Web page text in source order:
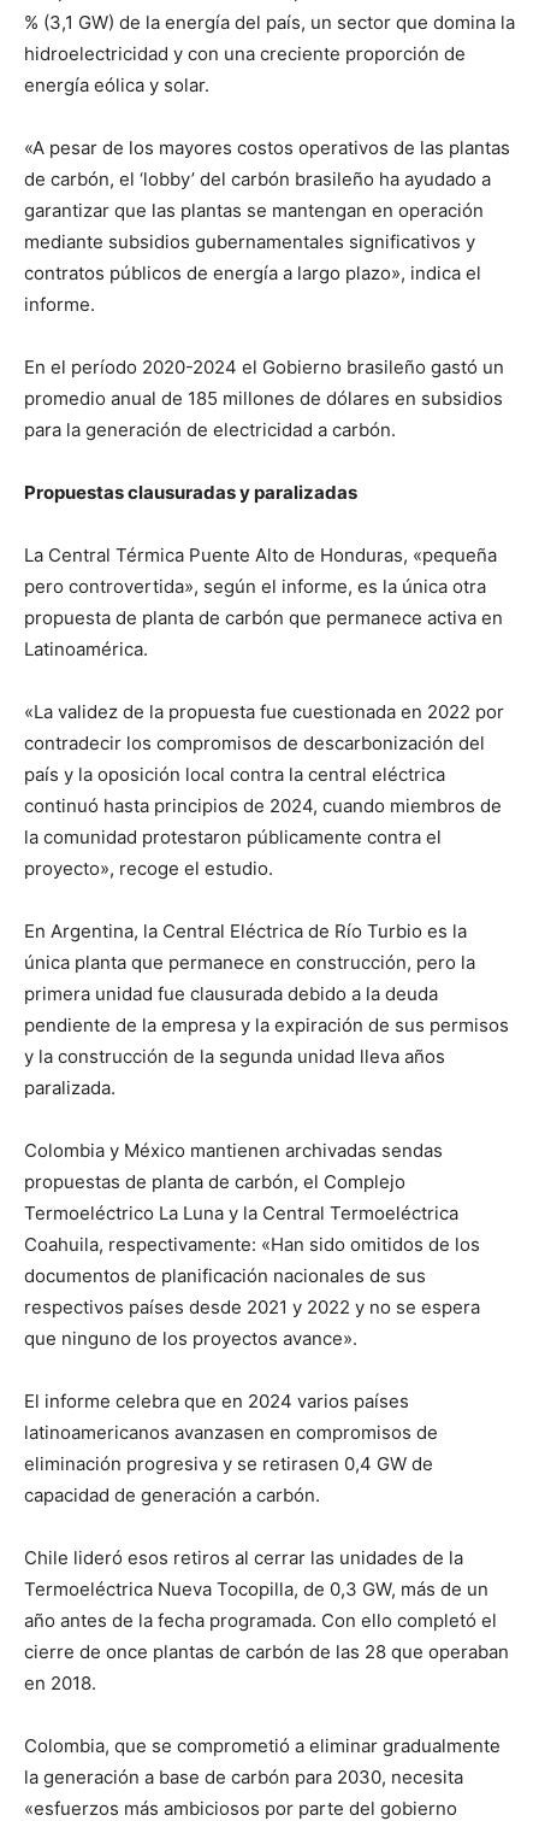
% (3,1 GW) de la energía del país, un sector que domina la
hidroelectricidad y con una creciente proporción de
energía eólica y solar.
«A pesar de los mayores costos operativos de las plantas
de carbón, el ‘lobby’ del carbón brasileño ha ayudado a
garantizar que las plantas se mantengan en operación
mediante subsidios gubernamentales significativos y
contratos públicos de energía a largo plazo», indica el
informe.
En el período 2020-2024 el Gobierno brasileño gastó un
promedio anual de 185 millones de dólares en subsidios
para la generación de electricidad a carbón.
Propuestas clausuradas y paralizadas
La Central Térmica Puente Alto de Honduras, «pequeña
pero controvertida», según el informe, es la única otra
propuesta de planta de carbón que permanece activa en
Latinoamérica.
«La validez de la propuesta fue cuestionada en 2022 por
contradecir los compromisos de descarbonización del
país y la oposición local contra la central eléctrica
continuó hasta principios de 2024, cuando miembros de
la comunidad protestaron públicamente contra el
proyecto», recoge el estudio.
En Argentina, la Central Eléctrica de Río Turbio es la
única planta que permanece en construcción, pero la
primera unidad fue clausurada debido a la deuda
pendiente de la empresa y la expiración de sus permisos
y la construcción de la segunda unidad lleva años
paralizada.
Colombia y México mantienen archivadas sendas
propuestas de planta de carbón, el Complejo
Termoeléctrico La Luna y la Central Termoeléctrica
Coahuila, respectivamente: «Han sido omitidos de los
documentos de planificación nacionales de sus
respectivos países desde 2021 y 2022 y no se espera
que ninguno de los proyectos avance».
El informe celebra que en 2024 varios países
latinoamericanos avanzasen en compromisos de
eliminación progresiva y se retirasen 0,4 GW de
capacidad de generación a carbón.
Chile lideró esos retiros al cerrar las unidades de la
Termoeléctrica Nueva Tocopilla, de 0,3 GW, más de un
año antes de la fecha programada. Con ello completó el
cierre de once plantas de carbón de las 28 que operaban
en 2018.
Colombia, que se comprometió a eliminar gradualmente
la generación a base de carbón para 2030, necesita
«esfuerzos más ambiciosos por parte del gobierno